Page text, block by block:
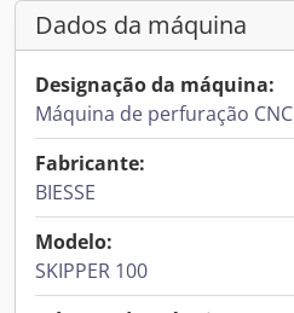
Dados da máquina
Designação da máquina:
Máquina de perfuração CNC
Fabricante:
BIESSE
Modelo:
SKIPPER 100